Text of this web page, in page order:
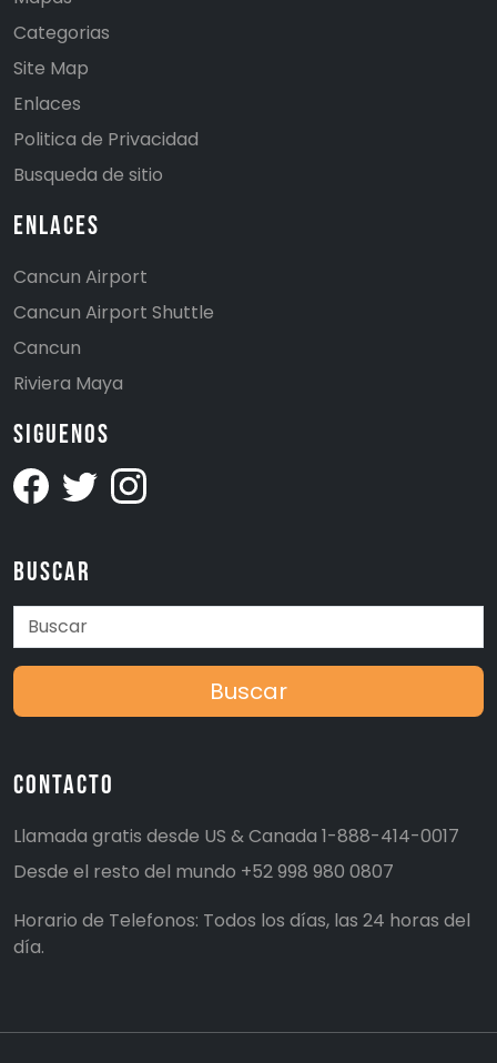
Categorias
Site Map
Enlaces
Politica de Privacidad
Busqueda de sitio
Enlaces
Cancun Airport
Cancun Airport Shuttle
Cancun
Riviera Maya
Siguenos
Buscar
Buscar
Contacto
Llamada gratis desde US & Canada 1-888-414-0017
Desde el resto del mundo +52 998 980 0807
Horario de Telefonos: Todos los días, las 24 horas del
día.